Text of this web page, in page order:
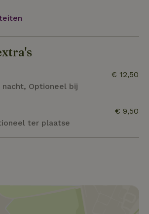
roodstaart of de distelvink.
locatie verschillende wandel-,
en kanoroutes volgen.
waar je stil van wordt in het
van Westerwolde.
loopt langs de B&B. Huren van
of kano's is via de
Ook kun je een eigen paard
weidegang is aanwezig. Tarieven
de verhuurder.
nacht, Optioneel bij
€ 12,50
ter plaatse
€ 9,50